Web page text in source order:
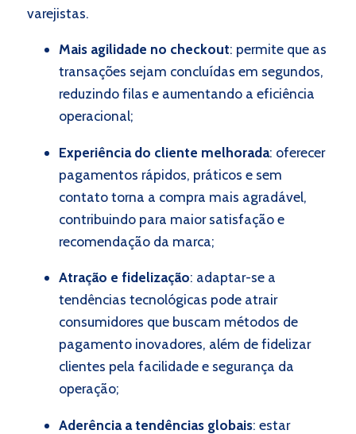
varejistas.
Mais agilidade no checkout: permite que as
transações sejam concluídas em segundos,
reduzindo filas e aumentando a eficiência
operacional;
Experiência do cliente melhorada: oferecer
pagamentos rápidos, práticos e sem
contato torna a compra mais agradável,
contribuindo para maior satisfação e
recomendação da marca;
Atração e fidelização: adaptar-se a
tendências tecnológicas pode atrair
consumidores que buscam métodos de
pagamento inovadores, além de fidelizar
clientes pela facilidade e segurança da
operação;
Aderência a tendências globais: estar